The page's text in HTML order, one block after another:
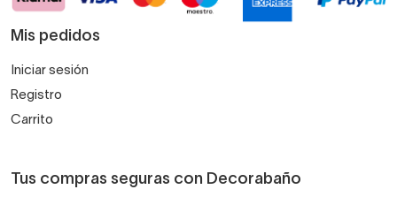
Mis pedidos
Iniciar sesión
Registro
Carrito
Tus compras seguras con Decorabaño